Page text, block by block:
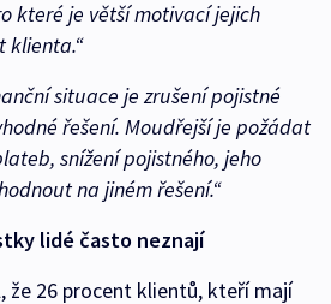
které je větší motivací jejich
klienta.“
situace je zrušení pojistné
řešení. Moudřejší je požádat
snížení pojistného, jeho
na jiném řešení.“
lidé často neznají
že 26 procent klientů, kteří mají